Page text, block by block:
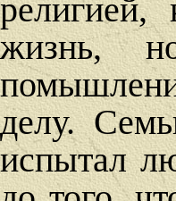
жизнь,
делу.
испытал